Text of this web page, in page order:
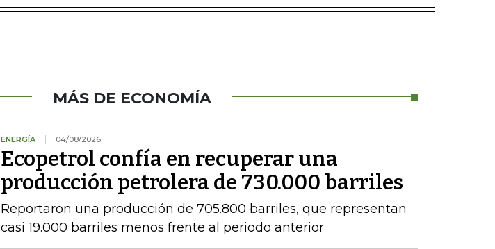
MÁS DE ECONOMÍA
ENERGÍA 04/08/2026
Ecopetrol confía en recuperar una
producción petrolera de 730.000 barriles
Reportaron una producción de 705.800 barriles, que representan
casi 19.000 barriles menos frente al periodo anterior